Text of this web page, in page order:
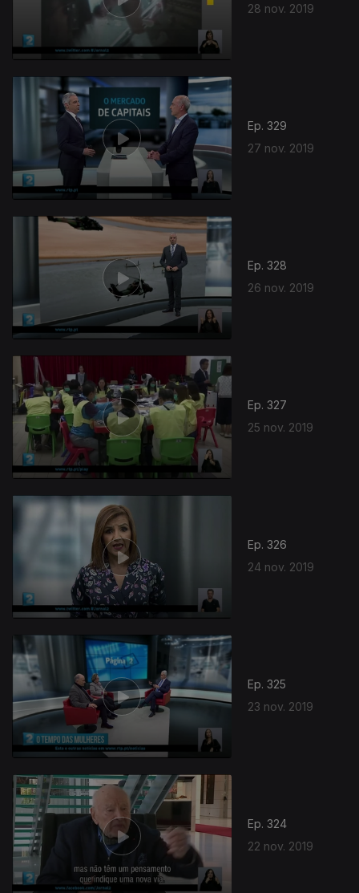
28 nov. 2019
Ep. 329
27 nov. 2019
Ep. 328
26 nov. 2019
Ep. 327
25 nov. 2019
Ep. 326
24 nov. 2019
Ep. 325
23 nov. 2019
Ep. 324
22 nov. 2019
440258